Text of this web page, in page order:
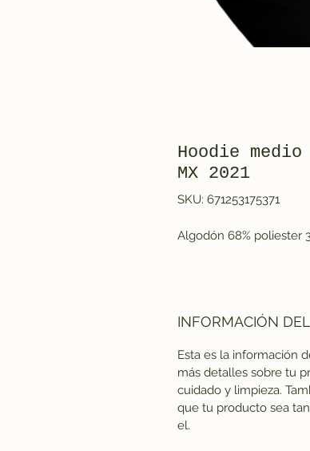
Hoodie
MX 2021
SKU: 671253175371
Algodón 68% poliester
INFORMACIÓN
Esta es la información
más detalles sobre tu
cuidado y limpieza.
que tu producto sea
el.